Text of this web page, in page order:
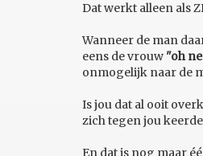
Dat werkt alleen als
Wanneer de man
eens de vrouw "oh
onmogelijk naar de
Is jou dat al ooit
zich tegen jou
En dat is nog maar